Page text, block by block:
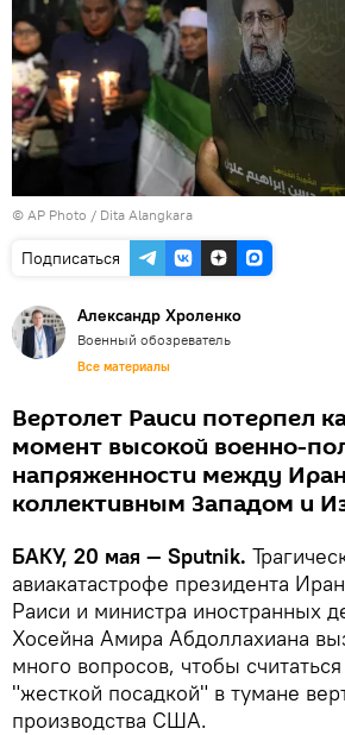
© AP Photo / Dita Alangkara
Подписаться
Александр Хроленко
Военный обозреватель
Все материалы
Вертолет Раиси потерпел
момент высокой военно-
напряженности между
коллективным Западом и
БАКУ, 20 мая — Sputnik.
авиакатастрофе президента
Раиси и министра иностранных
Хосейна Амира Абдоллахиана
много вопросов, чтобы
"жесткой посадкой" в тумане
производства США.